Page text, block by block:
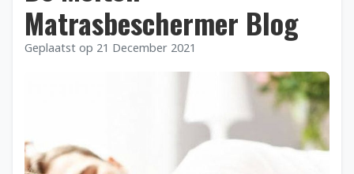
Matrasbeschermer Blog
Geplaatst op 21 December 2021